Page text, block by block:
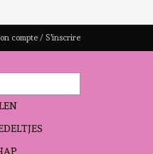
compte / S'inscrire